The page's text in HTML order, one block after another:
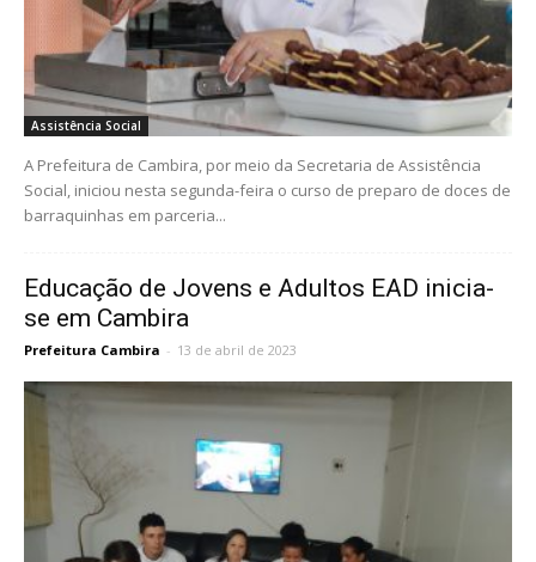
Assistência Social
A Prefeitura de Cambira, por meio da Secretaria de Assistência
Social, iniciou nesta segunda-feira o curso de preparo de doces de
barraquinhas em parceria...
Educação de Jovens e Adultos EAD inicia-
se em Cambira
Prefeitura Cambira - 13 de abril de 2023